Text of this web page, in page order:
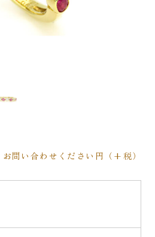
問い合わせください円（+税）